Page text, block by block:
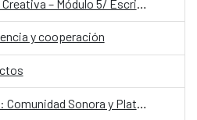
y cooperación